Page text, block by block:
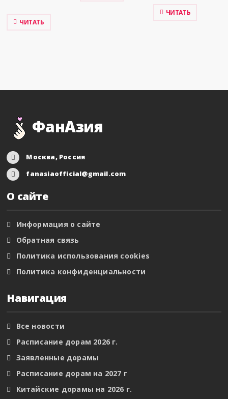
ЧИТАТЬ
ЧИТАТЬ
ФанАзия
Москва, Россия
fanasiaofficial@gmail.com
О сайте
Информация о сайте
Обратная связь
Политика использования cookies
Политика конфиденциальности
Навигация
Все новости
Расписание дорам 2026 г.
Заявленные дорамы
Расписание дорам на 2027 г
Китайские дорамы на 2026 г.